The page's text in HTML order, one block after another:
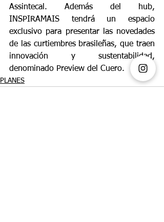
Assintecal. Además del hub,
INSPIRAMAIS tendrá un espacio
exclusivo para presentar las novedades
de las curtiembres brasileñas, que traen
innovación y sustentabilidad,
denominado Preview del Cuero.
PLANES